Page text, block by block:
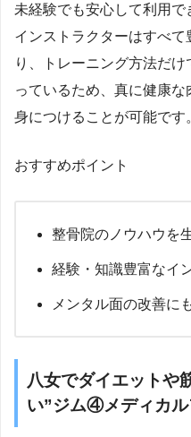
未経験でも安心して利用で
インストラクターはすべ
り、トレーニング方法だ
っているため、真に健康
身につけることが可能です
おすすめポイント
整骨院のノウハウを
経験・知識豊富なイ
メンタル面の改善に
八女でダイエットや
い”ジム④メディカル